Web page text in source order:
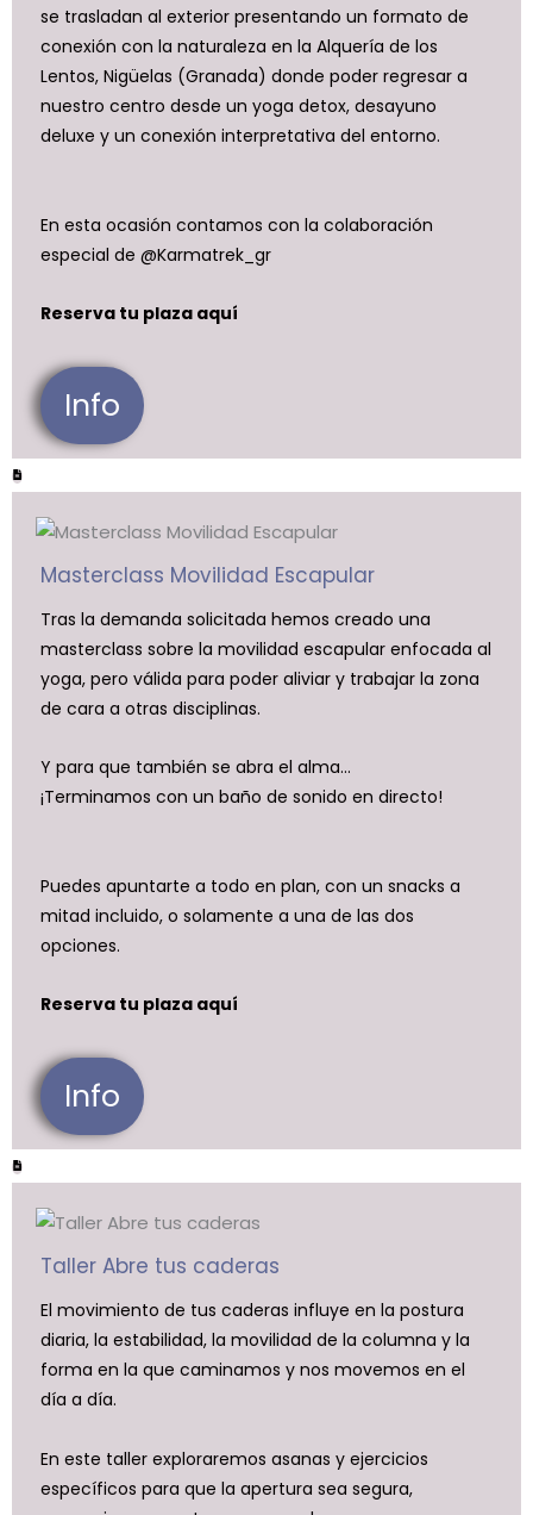
se trasladan al exterior presentando un formato de
conexión con la naturaleza en la Alquería de los
Lentos, Nigüelas (Granada) donde poder regresar a
nuestro centro desde un yoga detox, desayuno
deluxe y un conexión interpretativa del entorno.
En esta ocasión contamos con la colaboración
especial de @Karmatrek_gr
Reserva tu plaza aquí
Info
Masterclass Movilidad Escapular
Tras la demanda solicitada hemos creado una
masterclass sobre la movilidad escapular enfocada al
yoga, pero válida para poder aliviar y trabajar la zona
de cara a otras disciplinas.
Y para que también se abra el alma...
¡Terminamos con un baño de sonido en directo!
Puedes apuntarte a todo en plan, con un snacks a
mitad incluido, o solamente a una de las dos
opciones.
Reserva tu plaza aquí
Info
Taller Abre tus caderas
El movimiento de tus caderas influye en la postura
diaria, la estabilidad, la movilidad de la columna y la
forma en la que caminamos y nos movemos en el
día a día.
En este taller exploraremos asanas y ejercicios
específicos para que la apertura sea segura,